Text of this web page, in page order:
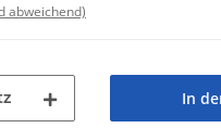
abweichend)
In